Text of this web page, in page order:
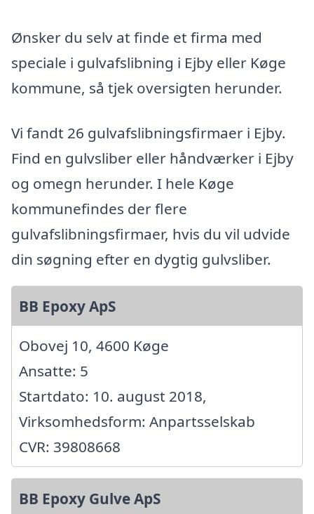
Ønsker du selv at finde et firma med
speciale i gulvafslibning i Ejby eller Køge
kommune, så tjek oversigten herunder.
Vi fandt 26 gulvafslibningsfirmaer i Ejby.
Find en gulvsliber eller håndværker i Ejby
og omegn herunder. I hele Køge
kommunefindes der flere
gulvafslibningsfirmaer, hvis du vil udvide
din søgning efter en dygtig gulvsliber.
BB Epoxy ApS
Obovej 10, 4600 Køge
Ansatte: 5
Startdato: 10. august 2018,
Virksomhedsform: Anpartsselskab
CVR: 39808668
BB Epoxy Gulve ApS